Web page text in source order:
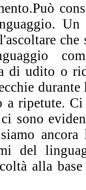
Un
di udito o
a ripetute.
sono
del
alla